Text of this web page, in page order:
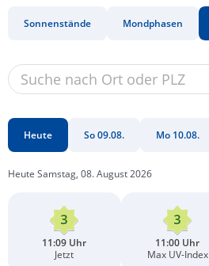
Sonnenstände Mondphasen
Heute So 09.08. Mo 10.08.
Heute Samstag, 08. August 2026
11:09 Uhr
Jetzt
11:00 Uhr
Max UV-Index